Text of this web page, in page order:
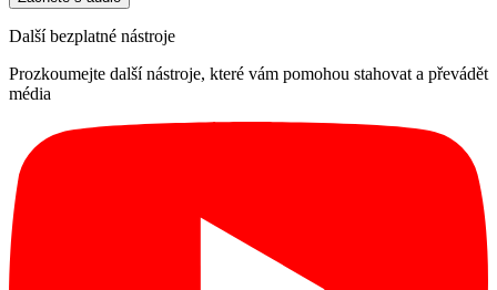
Další bezplatné nástroje
Prozkoumejte další nástroje, které vám pomohou stahovat a převádět
média